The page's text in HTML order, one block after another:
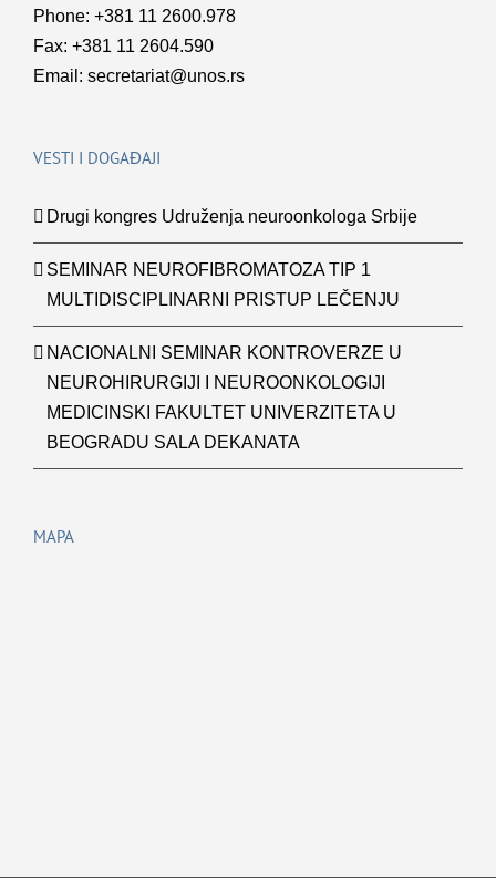
Phone: +381 11 2600.978
Fax: +381 11 2604.590
Email: secretariat@unos.rs
VESTI I DOGAĐAJI
Drugi kongres Udruženja neuroonkologa Srbije
SEMINAR NEUROFIBROMATOZA TIP 1
MULTIDISCIPLINARNI PRISTUP LEČENJU
NACIONALNI SEMINAR KONTROVERZE U
NEUROHIRURGIJI I NEUROONKOLOGIJI
MEDICINSKI FAKULTET UNIVERZITETA U
BEOGRADU SALA DEKANATA
MAPA